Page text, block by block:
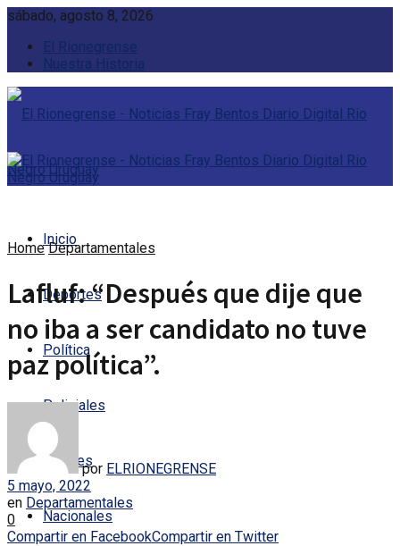
sábado, agosto 8, 2026
El Rionegrense
Nuestra Historia
Inicio
Deportes
Política
Policiales
Locales
Nacionales
Home Departamentales
Lafluf: “Después que dije que
no iba a ser candidato no tuve
paz política”.
por ELRIONEGRENSE
5 mayo, 2022
en Departamentales
0
Compartir en FacebookCompartir en Twitter